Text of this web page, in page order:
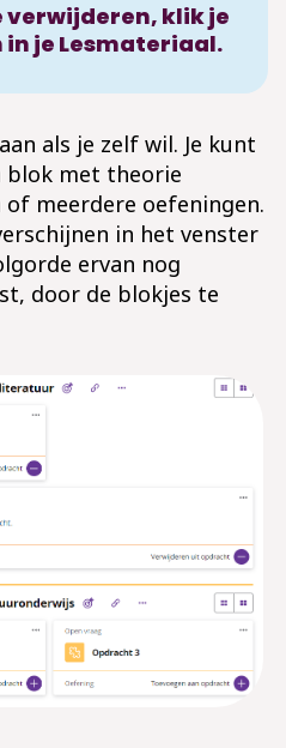
als je zelf wil. Je kunt
blok met theorie
of meerdere oefeningen.
in het venster
ervan nog
door de blokjes te
verwijderen, klik je
je Lesmateriaal.